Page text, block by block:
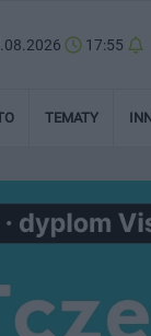
17:55
TEMATY